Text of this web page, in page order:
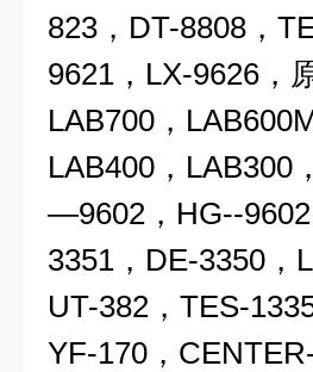
823，DT-8808，
9621，LX-9626，
LAB700，
LAB400，LAB300
—9602，HG--
3351，DE-3350，
UT-382，TES-
YF-170，